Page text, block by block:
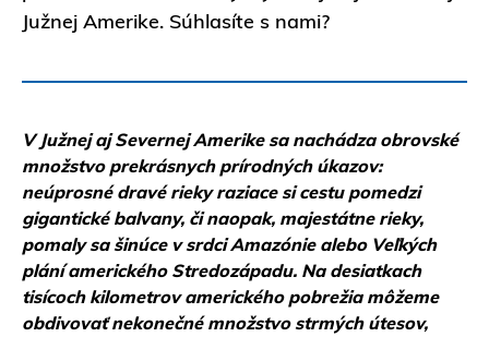
Južnej Amerike. Súhlasíte s nami?
V Južnej aj Severnej Amerike sa nachádza obrovské
množstvo prekrásnych prírodných úkazov:
neúprosné dravé rieky raziace si cestu pomedzi
gigantické balvany, či naopak, majestátne rieky,
pomaly sa šinúce v srdci Amazónie alebo Veľkých
plání amerického Stredozápadu. Na desiatkach
tisícoch kilometrov amerického pobrežia môžeme
obdivovať nekonečné množstvo strmých útesov,